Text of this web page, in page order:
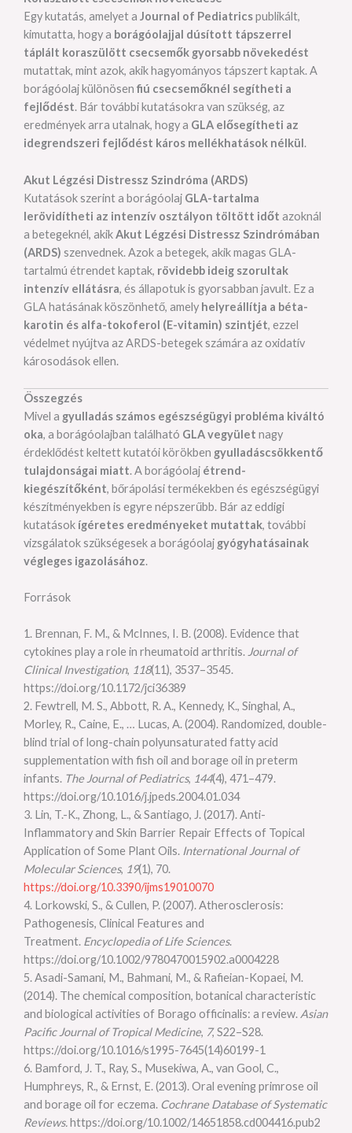
Egy kutatás, amelyet a Journal of Pediatricspublikált,
kimutatta, hogy a borágóolajjal dúsított tápszerrel
táplált koraszülött csecsemők gyorsabb növekedést
mutattak, mint azok, akik hagyományos tápszert kaptak. A
borágóolaj különösen fiú csecsemőknél segítheti a
fejlődést. Bár további kutatásokra van szükség, az
eredmények arra utalnak, hogy a GLA elősegítheti az
idegrendszeri fejlődést káros mellékhatások nélkül .
Akut Légzési Distressz Szindróma (ARDS)
Kutatások szerint a borágóolaj GLA-tartalma
lerövidítheti az intenzív osztályon töltött időt azoknál
a betegeknél, akikAkut Légzési Distressz Szindrómában
(ARDS) szenvednek. Azok a betegek, akik magas GLA-
tartalmú étrendet kaptak, rövidebb ideig szorultak
intenzív ellátásra, és állapotuk is gyorsabban javult. Ez a
GLA hatásának köszönhető, amely helyreállítja a béta-
karotin és alfa-tokoferol (E-vitamin) szintjét, ezzel
védelmet nyújtva az ARDS-betegek számára az oxidatív
károsodások ellen.
Összegzés
Mivel a gyulladás számos egészségügyi probléma kiváltó
oka, a borágóolajban található GLA vegyület nagy
érdeklődést keltett kutatói körökben gyulladáscsökkentő
tulajdonságai miatt. A borágóolaj étrend-
kiegészítőként, bőrápolási termékekben és egészségügyi
készítményekben is egyre népszerűbb. Bár az eddigi
kutatások ígéretes eredményeket mutattak, további
vizsgálatok szükségesek a borágóolaj gyógyhatásainak
végleges igazolásához.
Források
1. Brennan, F. M., & McInnes, I. B. (2008). Evidence that
cytokines play a role in rheumatoid arthritis.Journal of
Clinical Investigation, 118(11), 3537–3545.
https://doi.org/10.1172/jci36389
2. Fewtrell, M. S., Abbott, R. A., Kennedy, K., Singhal, A.,
Morley, R., Caine, E., … Lucas, A. (2004). Randomized, double-
blind trial of long-chain polyunsaturated fatty acid
supplementation with fish oil and borage oil in preterm
infants. The Journal of Pediatrics, 144(4), 471–479.
https://doi.org/10.1016/j.jpeds.2004.01.034
3. Lin, T.-K., Zhong, L., & Santiago, J. (2017). Anti-
Inflammatory and Skin Barrier Repair Effects of Topical
Application of Some Plant Oils. International Journal of
Molecular Sciences, 19(1), 70.
https://doi.org/10.3390/ijms19010070
4. Lorkowski, S., & Cullen, P. (2007). Atherosclerosis:
Pathogenesis, Clinical Features and
Treatment. Encyclopedia of Life Sciences.
https://doi.org/10.1002/9780470015902.a0004228
5. Asadi-Samani, M., Bahmani, M., & Rafieian-Kopaei, M.
(2014). The chemical composition, botanical characteristic
and biological activities of Borago officinalis: a review.Asian
Pacific Journal of Tropical Medicine, 7, S22–S28.
https://doi.org/10.1016/s1995-7645(14)60199-1
6. Bamford, J. T., Ray, S., Musekiwa, A., van Gool, C.,
Humphreys, R., & Ernst, E. (2013). Oral evening primrose oil
and borage oil for eczema. Cochrane Database of Systematic
Reviews. https://doi.org/10.1002/14651858.cd004416.pub2